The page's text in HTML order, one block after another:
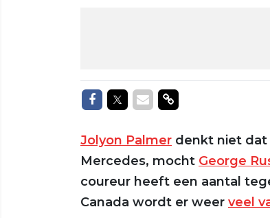
Delen op Facebook
Delen op Twitter
Delen via Mail
Delen via link
Jolyon Palmer denkt niet dat
Mercedes, mocht George
coureur heeft een aantal
Canada wordt er weer veel